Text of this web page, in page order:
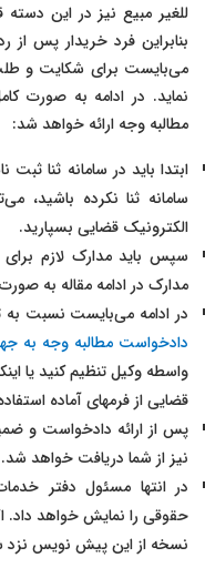
للغیر مبیع نیز در این
بنابراین فرد خریدار پس
می‌بایست برای شکایت و
نماید. در ادامه به صورت
مطالبه وجه ارائه خواهد شد:
ابتدا باید در سامانه ثنا ثبت
سامانه ثنا نکرده باشید،
الکترونیک قضایی بسپارید.
سپس باید مدارک لازم
مدارک در ادامه مقاله به
در ادامه می‌بایست نسبت به
دادخواست مطالبه وجه به
واسطه وکیل تنظیم کنید یا
قضایی از فرمهای آماده
پس از ارائه دادخواست و
نیز از شما دریافت خواهد شد.
در انتها مسئول دفتر
حقوقی را نمایش خواهد داد.
نسخه از این پیش نویس نزد